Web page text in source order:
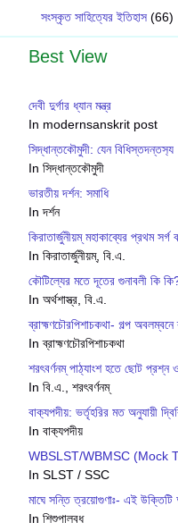
সংস্কৃত সাহিত্যের ইতিহাস (66)
Best View
দেবী দুর্গার ধ্যান মন্ত্র
In modernsanskrit post
সিদ্ধান্তকৌমুদী: যেন বিধিস্তদন্তস‍্য
In সিদ্ধান্তকৌমুদী
ভারতীয় দর্শন: সমাধি
In দর্শন
কিরাতার্জুনীয়ম্ মহাকাব্যের প্রথম
In কিরাতার্জুনীয়ম্, বি.এ.
কৌটিল্যের মতে দূতের গুনাবলী কি কি?
In অর্থশাস্ত্র, বি.এ.
ব্রাহ্মণচৌরপিশাচকথা- গল্প
In ব্রাহ্মণচৌরপিশাচকথা
শরৎবর্ণনম্ পাঠ্যাংশ হতে ছোট
In বি.এ., শরৎবর্ণনম্
বাক‍্যপদীয়: ভর্তৃহরির মত অনুযায়ী
In বাক‍্যপদীয়
WBSLST/WBMSC (Mock
In SLST / SSC
মাঘে সন্তি ত্রয়োগুণাঃ- এই
In শিশুপালবধ